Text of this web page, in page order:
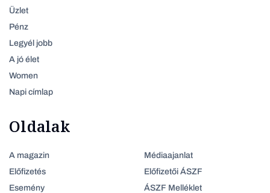
Üzlet
Pénz
Legyél jobb
A jó élet
Women
Napi címlap
Oldalak
A magazin
Előfizetés
Esemény
Médiaajanlat
Előfizetői ÁSZF
ÁSZF Melléklet